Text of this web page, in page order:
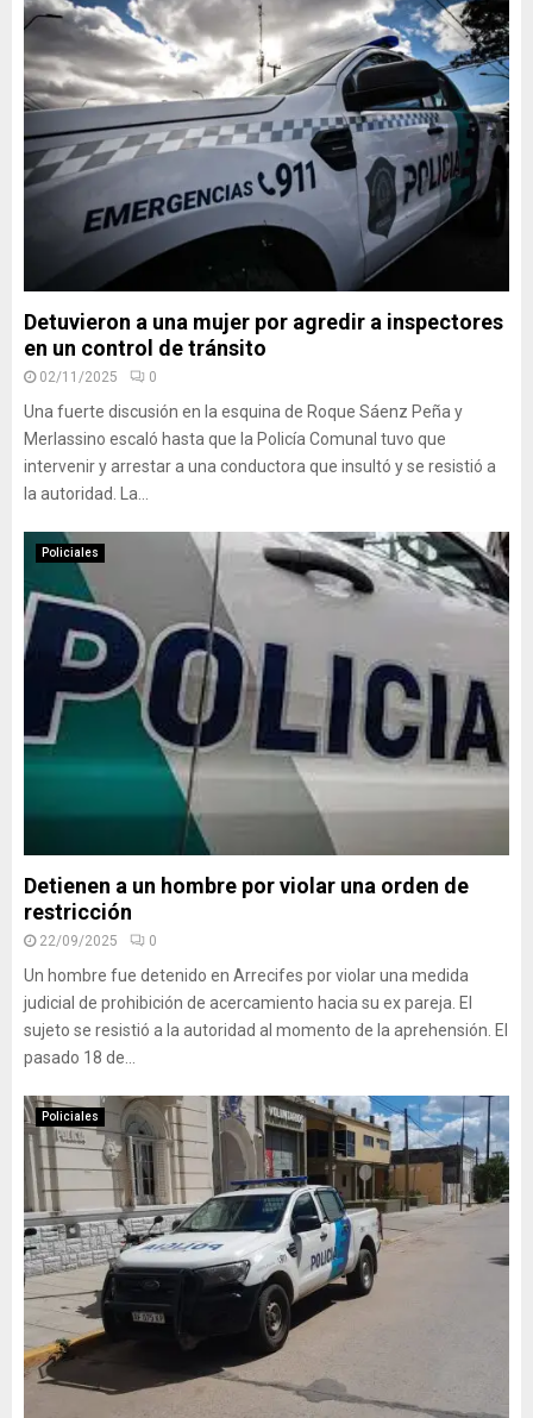
Detuvieron a una mujer por agredir a inspectores
en un control de tránsito
02/11/2025 0
Una fuerte discusión en la esquina de Roque Sáenz Peña y
Merlassino escaló hasta que la Policía Comunal tuvo que
intervenir y arrestar a una conductora que insultó y se resistió a
la autoridad. La...
Policiales
Detienen a un hombre por violar una orden de
restricción
22/09/2025 0
Un hombre fue detenido en Arrecifes por violar una medida
judicial de prohibición de acercamiento hacia su ex pareja. El
sujeto se resistió a la autoridad al momento de la aprehensión. El
pasado 18 de...
Policiales